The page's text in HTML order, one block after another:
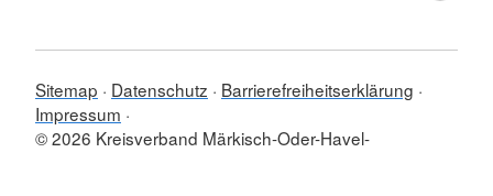
Sitemap Datenschutz
Barrierefreiheitserklärung
Impressum
© 2026 Kreisverband Märkisch-Oder-Havel-